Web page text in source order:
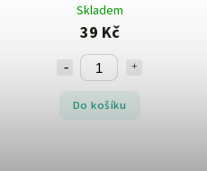
Skladem
39 Kč
Do košíku